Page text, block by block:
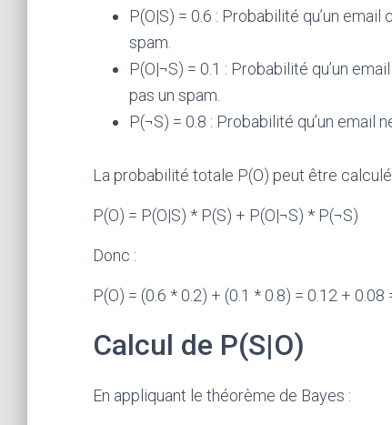
P(O|S) = 0.6 : Probabilité qu’un
spam.
P(O|¬S) = 0.1 : Probabilité qu’un
pas un spam.
P(¬S) = 0.8 : Probabilité qu’un email
La probabilité totale P(O) peut être
P(O) = P(O|S) * P(S) + P(O|¬S) * P(¬S)
Donc :
P(O) = (0.6 * 0.2) + (0.1 * 0.8) = 0.12 + 0.08
Calcul de P(S|O)
En appliquant le théorème de Bayes :